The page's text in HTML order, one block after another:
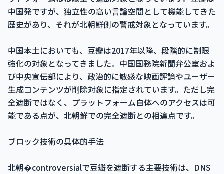
中国発ですが、独立性の高い言論空間として機能してきた
歴史があり、それが北朝鮮側の警戒対象となっています。
中国本土においても、豆瓣は2017年以降、段階的に制限
強化の対象となってきました。中国国務院新聞弁公室およ
び中央宣伝部により、政治的に敏感な映画評論やユーザー
生成コンテンツが削除対象に指定されています。ただし完
全遮断ではなく、プラットフォーム自体へのアクセスは可
能である点が、北朝鮮での完全遮断との相違点です。
ブロック技術の具体的手法
北朝�controversialで豆瓣を遮断する主要技術は、DNS